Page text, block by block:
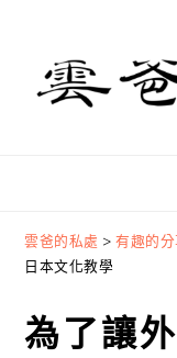
primary
navigation
content
primary
sidebar
雲爸的私處 >有趣的分
日本文化教學
為了讓